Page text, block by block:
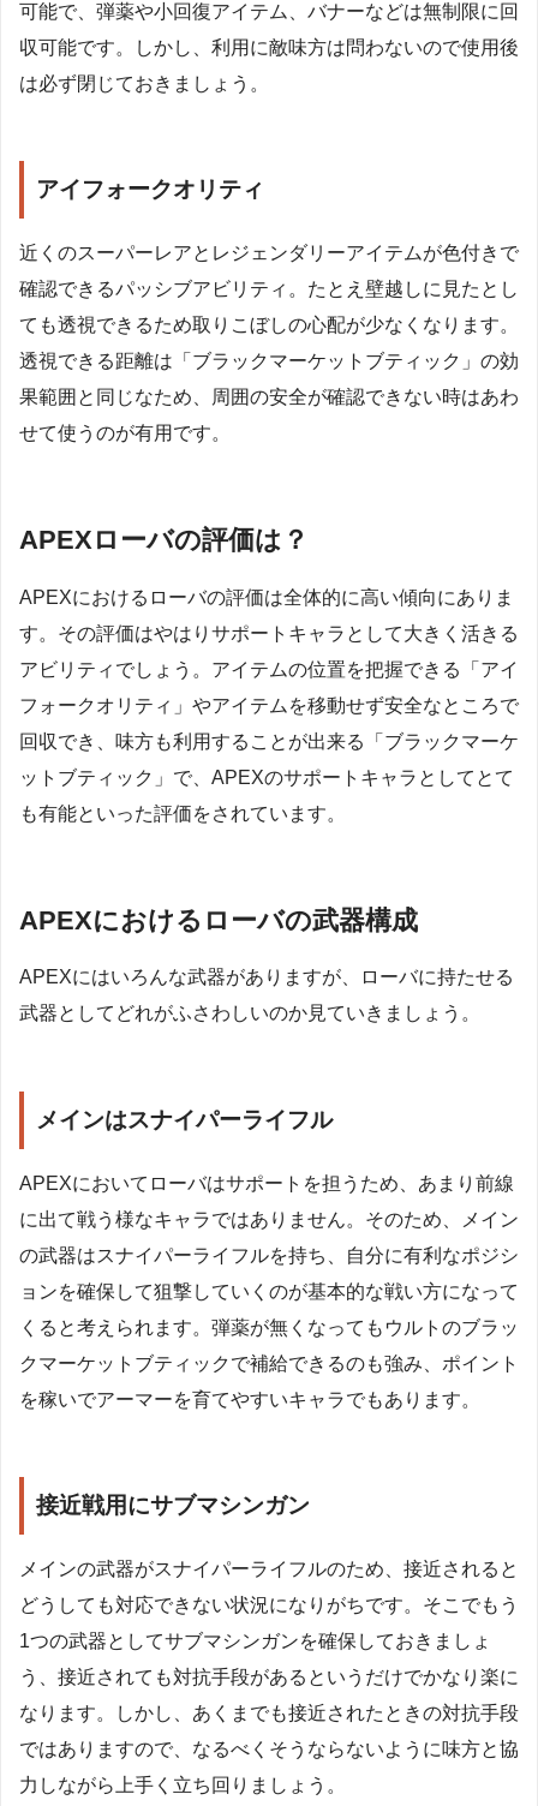
可能で、弾薬や小回復アイテム、バナーなどは無制限に回
収可能です。しかし、利用に敵味方は問わないので使用後
は必ず閉じておきましょう。
アイフォークオリティ
近くのスーパーレアとレジェンダリーアイテムが色付きで
確認できるパッシブアビリティ。たとえ壁越しに見たとし
ても透視できるため取りこぼしの心配が少なくなります。
透視できる距離は「ブラックマーケットブティック」の効
果範囲と同じなため、周囲の安全が確認できない時はあわ
せて使うのが有用です。
APEXローバの評価は？
APEXにおけるローバの評価は全体的に高い傾向にありま
す。その評価はやはりサポートキャラとして大きく活きる
アビリティでしょう。アイテムの位置を把握できる「アイ
フォークオリティ」やアイテムを移動せず安全なところで
回収でき、味方も利用することが出来る「ブラックマーケ
ットブティック」で、APEXのサポートキャラとしてとて
も有能といった評価をされています。
APEXにおけるローバの武器構成
APEXにはいろんな武器がありますが、ローバに持たせる
武器としてどれがふさわしいのか見ていきましょう。
メインはスナイパーライフル
APEXにおいてローバはサポートを担うため、あまり前線
に出て戦う様なキャラではありません。そのため、メイン
の武器はスナイパーライフルを持ち、自分に有利なポジシ
ョンを確保して狙撃していくのが基本的な戦い方になって
くると考えられます。弾薬が無くなってもウルトのブラッ
クマーケットブティックで補給できるのも強み、ポイント
を稼いでアーマーを育てやすいキャラでもあります。
接近戦用にサブマシンガン
メインの武器がスナイパーライフルのため、接近されると
どうしても対応できない状況になりがちです。そこでもう
1つの武器としてサブマシンガンを確保しておきましょ
う、接近されても対抗手段があるというだけでかなり楽に
なります。しかし、あくまでも接近されたときの対抗手段
ではありますので、なるべくそうならないように味方と協
力しながら上手く立ち回りましょう。